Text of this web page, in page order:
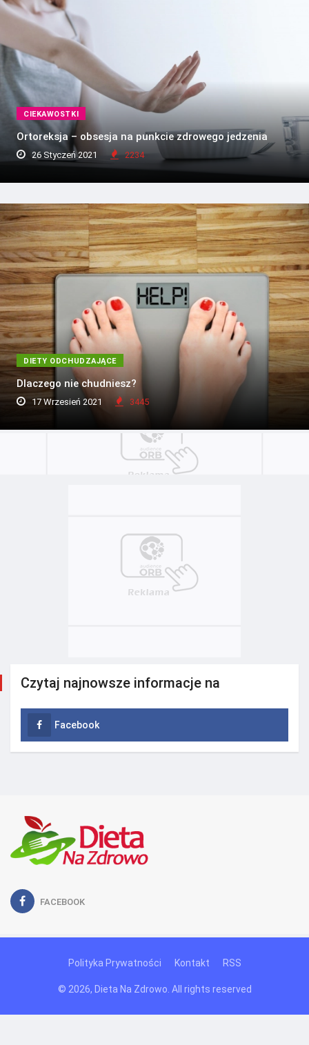
CIEKAWOSTKI
Ortoreksja – obsesja na punkcie zdrowego jedzenia
26 Styczeń 2021 2234
DIETY ODCHUDZAJĄCE
Dlaczego nie chudniesz?
17 Wrzesień 2021 3445
Czytaj najnowsze informacje na
Facebook
FACEBOOK
Polityka Prywatności Kontakt RSS
© 2026, Dieta Na Zdrowo. All rights reserved